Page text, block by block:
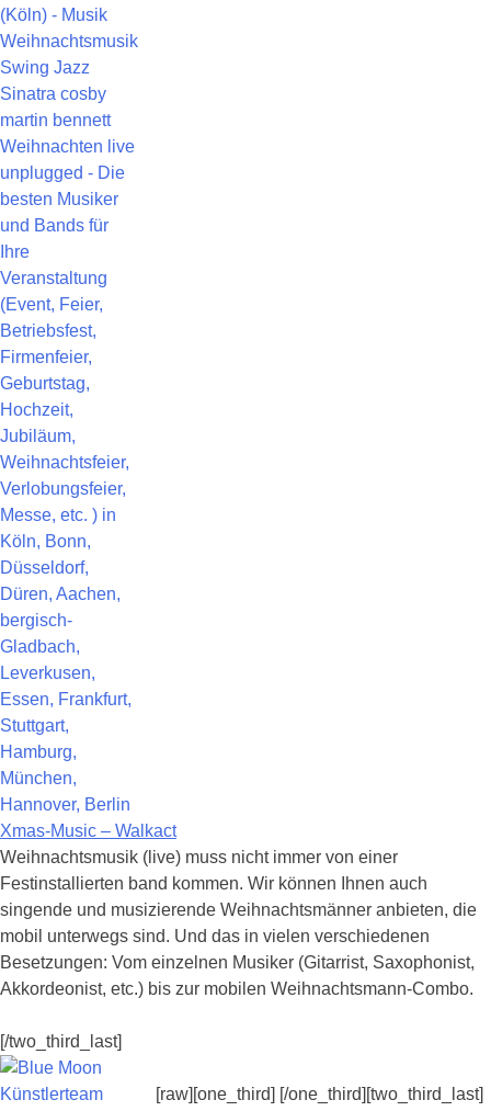
Xmas-Music – Walkact
Weihnachtsmusik (live) muss nicht immer von einer
Festinstallierten band kommen. Wir können Ihnen auch
singende und musizierende Weihnachtsmänner anbieten, die
mobil unterwegs sind. Und das in vielen verschiedenen
Besetzungen: Vom einzelnen Musiker (Gitarrist, Saxophonist,
Akkordeonist, etc.) bis zur mobilen Weihnachtsmann-Combo.
[/two_third_last]
[raw][one_third] [/one_third][two_third_last]